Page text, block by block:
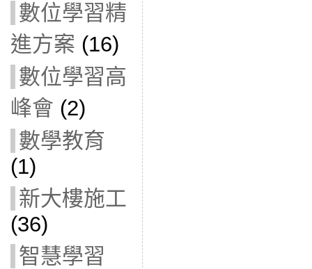
數位學習精
進方案 (16)
數位學習高
峰會 (2)
數學教育
(1)
新大樓施工
(36)
智慧學習